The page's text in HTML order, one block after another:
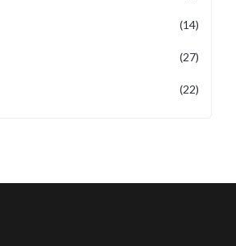
(14)
(27)
(22)